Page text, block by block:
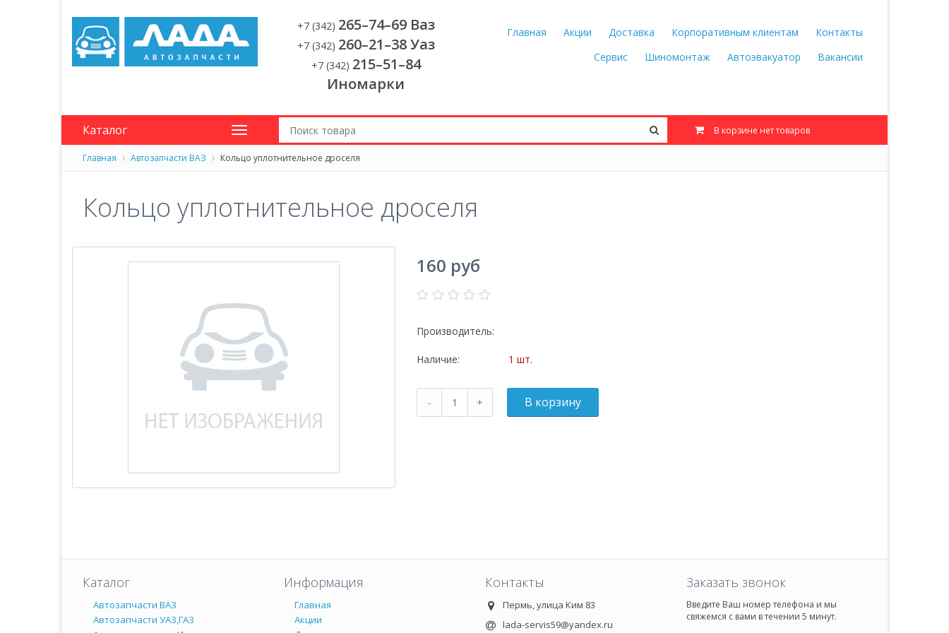
Главная Акции Доставка Корпоративным клиентам
Контакты
Сервис
Шиномонтаж Автоэвакуатор Вакансии
+7 (342) 265–74–69 Ваз
+7 (342) 260–21–38 Уаз
+7 (342) 215–51–84
Иномарки
Каталог В корзине нет товаров
Главная Автозапчасти ВАЗ Кольцо уплотнительное дроселя
Кольцо уплотнительное дроселя
160 руб
Производитель:
Наличие: 1 шт.
Каталог
Автозапчасти ВАЗ
Автозапчасти УАЗ,ГАЗ
Информация
Главная
Акции
Контакты
Пермь, улица Ким 83
lada-servis59@yandex.ru
Заказать звонок
Введите Ваш номер телефона и мы
свяжемся с вами в течении 5 минут.